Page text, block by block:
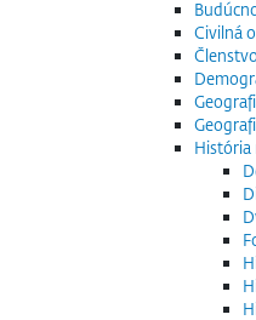
Civilná
História